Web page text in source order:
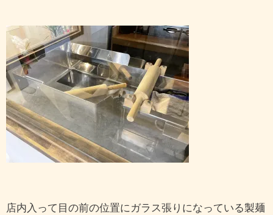
店内入って目の前の位置にガラス張りになっている製麺